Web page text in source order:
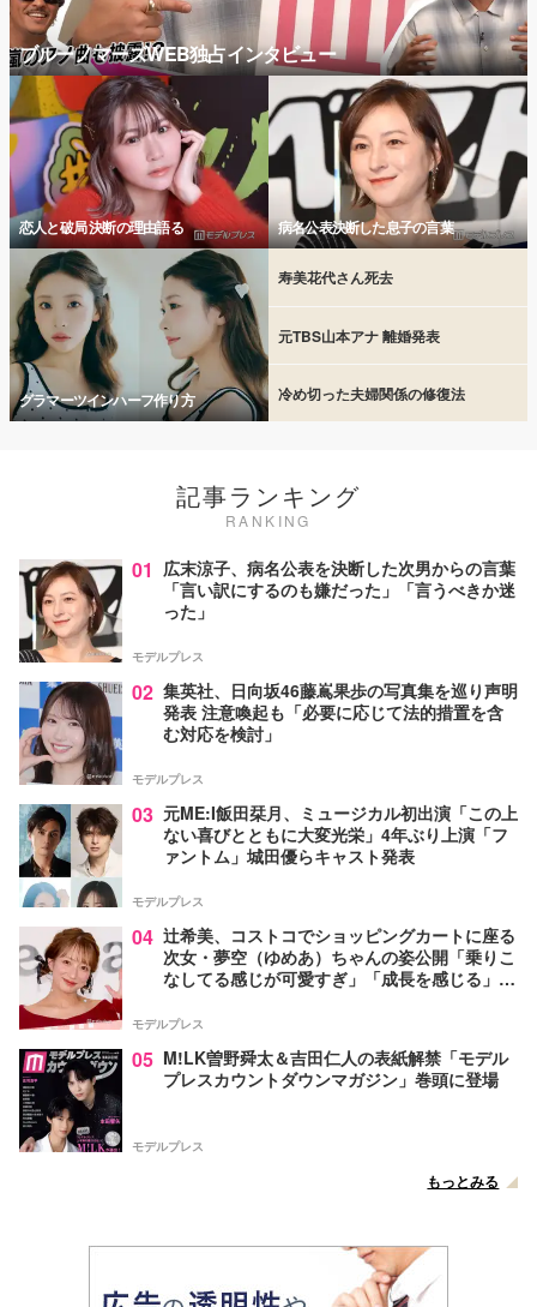
ブルーノマーズWEB独占インタビュー
恋人と破局 決断の理由語る 病名公表決断した息子の言葉
グラマーツインハーフ作り方
寿美花代さん死去
元TBS山本アナ 離婚発表
冷め切った夫婦関係の修復法
記事ランキング
RANKING
01 広末涼子、病名公表を決断した次男からの言葉
「言い訳にするのも嫌だった」「言うべきか迷
った」
モデルプレス
02 集英社、日向坂46藤嶌果歩の写真集を巡り声明
発表 注意喚起も「必要に応じて法的措置を含
む対応を検討」
モデルプレス
03 元ME:I飯田栞月、ミュージカル初出演「この上
ない喜びとともに大変光栄」4年ぶり上演「フ
ァントム」城田優らキャスト発表
モデルプレス
04 辻希美、コストコでショッピングカートに座る
次女・夢空（ゆめあ）ちゃんの姿公開「乗りこ
なしてる感じが可愛すぎ」「成長を感じる」の
モデルプレス
05 M!LK曽野舜太＆吉田仁人の表紙解禁「モデル
プレスカウントダウンマガジン」巻頭に登場
モデルプレス
もっとみる